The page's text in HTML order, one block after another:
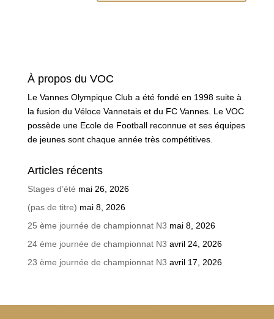
À propos du VOC
Le Vannes Olympique Club a été fondé en 1998 suite à
la fusion du Véloce Vannetais et du FC Vannes. Le VOC
possède une Ecole de Football reconnue et ses équipes
de jeunes sont chaque année très compétitives.
Articles récents
Stages d’été mai 26, 2026
(pas de titre) mai 8, 2026
25 ème journée de championnat N3 mai 8, 2026
24 ème journée de championnat N3 avril 24, 2026
23 ème journée de championnat N3 avril 17, 2026